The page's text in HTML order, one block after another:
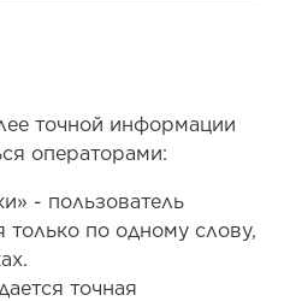
точной информации
операторами:
- пользователь
только по одному слову,
точная